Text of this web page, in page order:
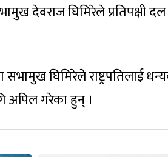
देवराज घिमिरेले प्रतिपक्षी दल
घिमिरेले राष्ट्रपतिलाई
अपिल गरेका हुन् ।